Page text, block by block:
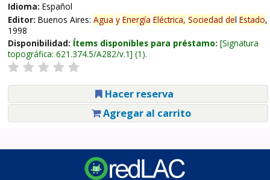
Idioma: Español
Editor: Buenos Aires: Agua y Energía Eléctrica, Sociedad del Estado,
1998
Disponibilidad: Ítems disponibles para préstamo: Signatura
topográfica: 621.374.5/A282/v.1 (1).
Hacer reserva
Agregar al carrito